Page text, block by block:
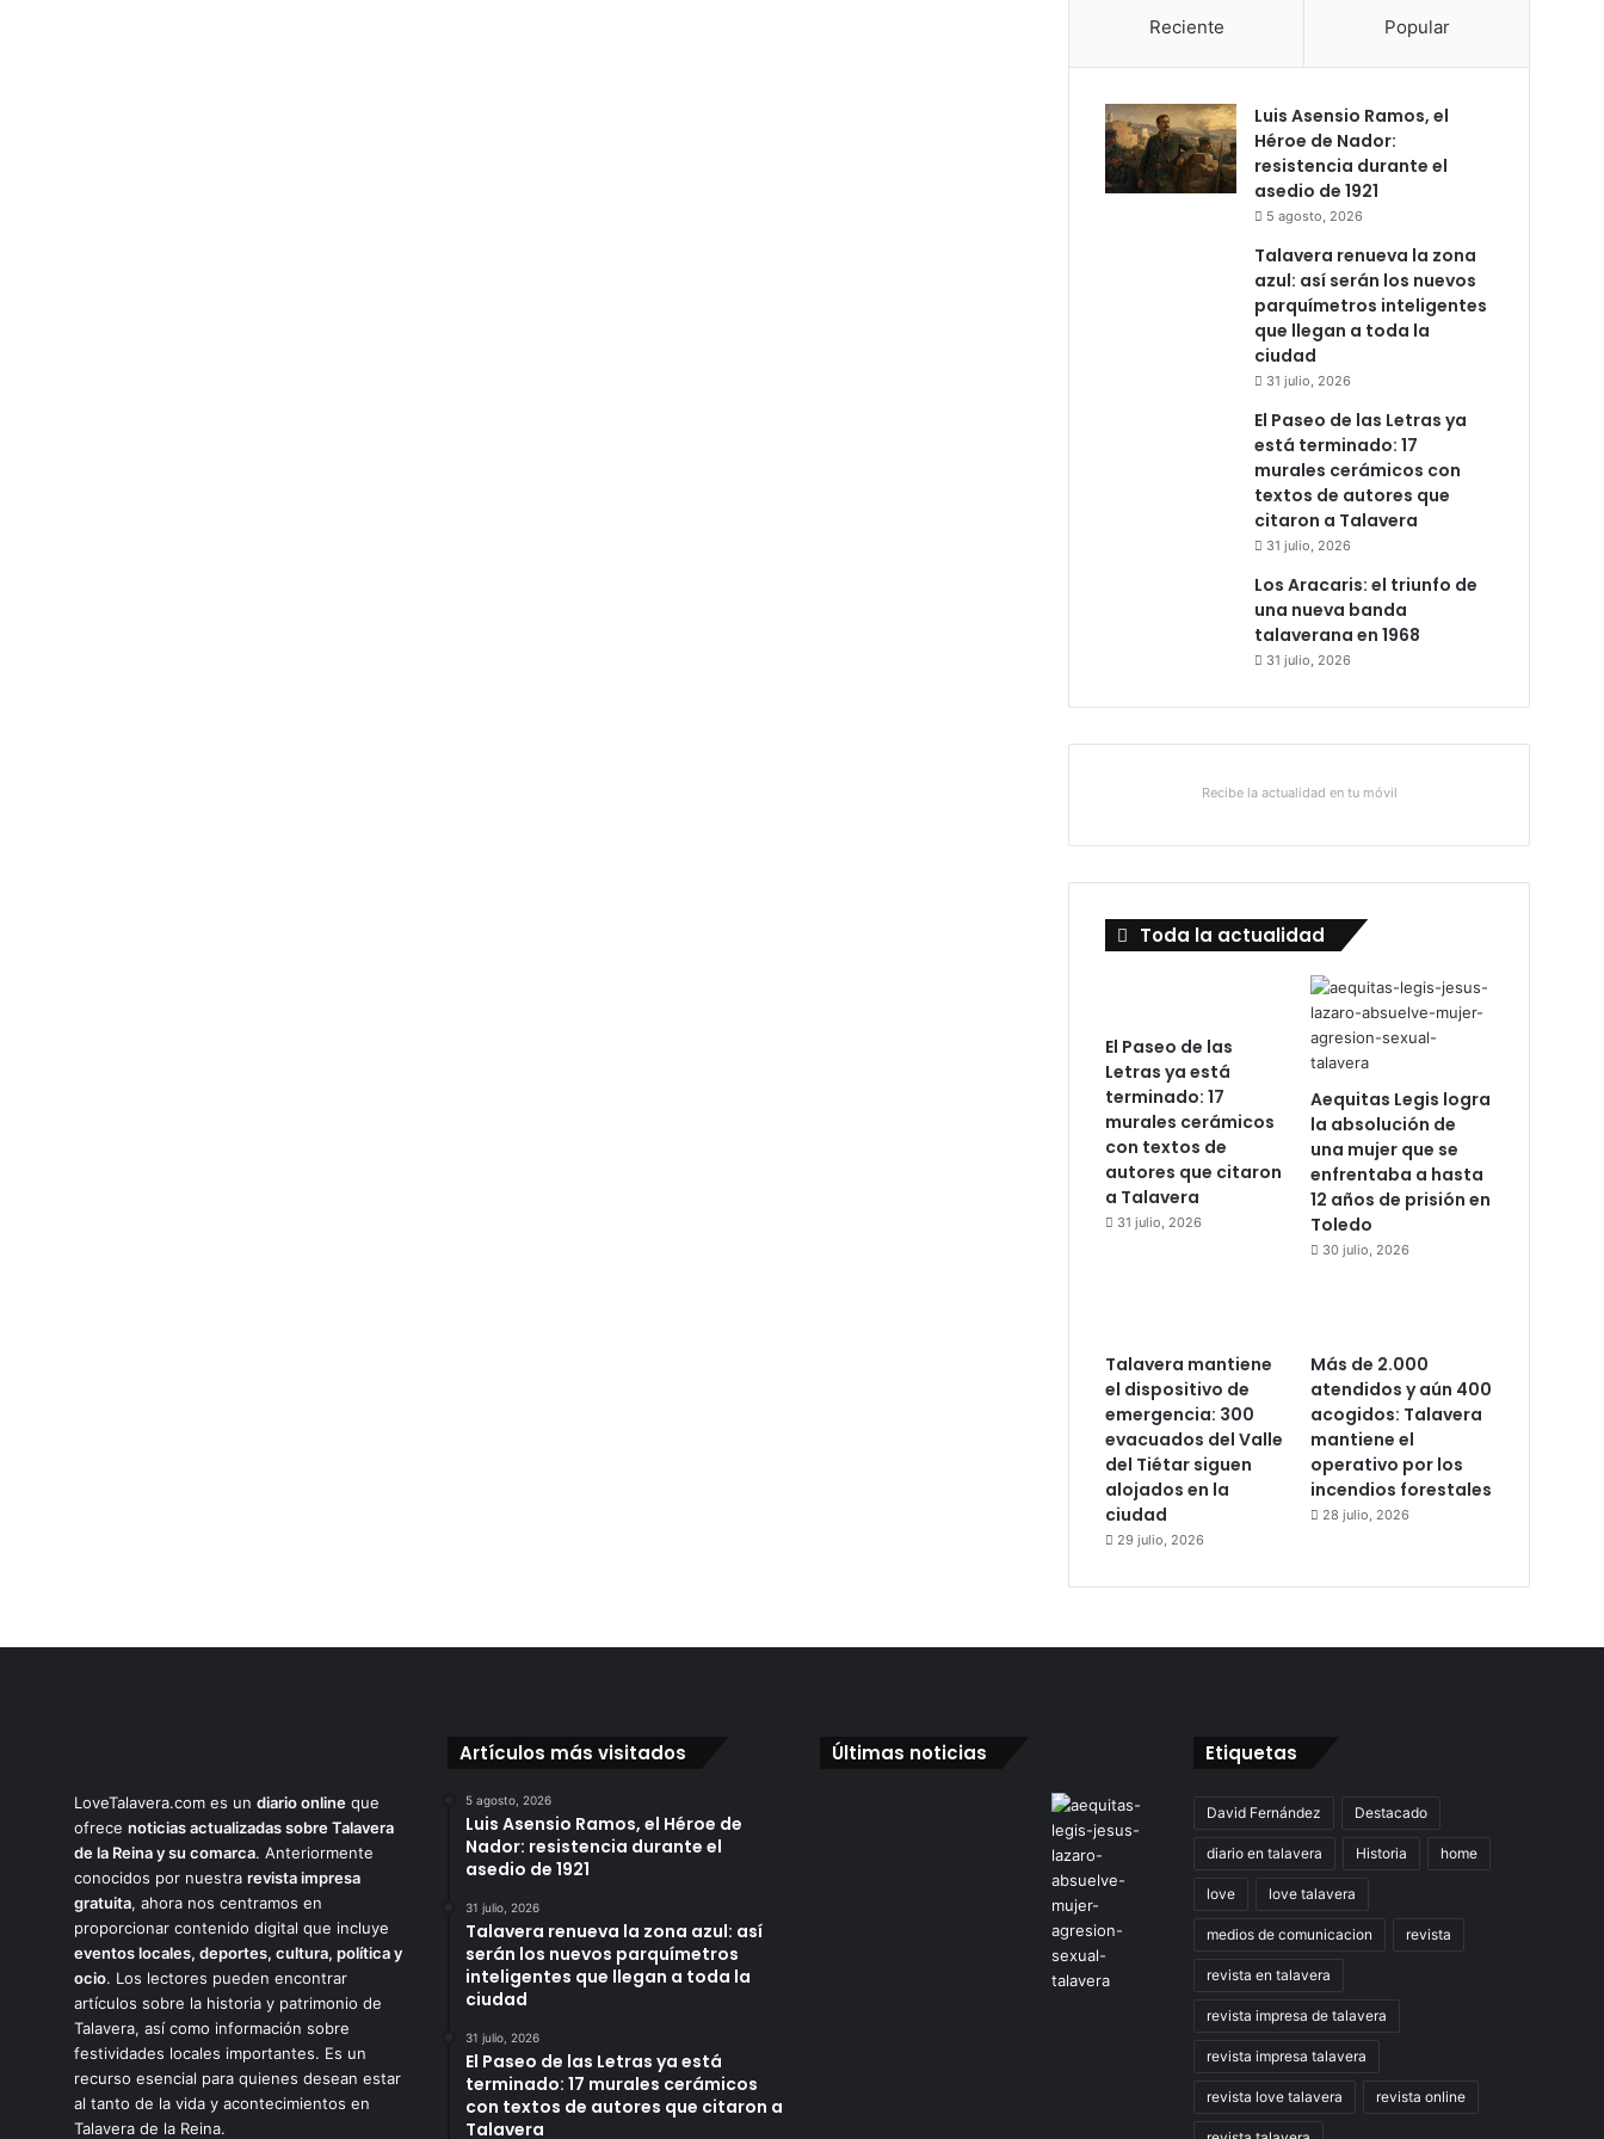
Reciente Popular
Luis Asensio Ramos, el
Héroe de Nador:
resistencia durante el
asedio de 1921
5 agosto, 2026
Talavera renueva la zona
azul: así serán los nuevos
parquímetros inteligentes
que llegan a toda la
ciudad
31 julio, 2026
El Paseo de las Letras ya
está terminado: 17
murales cerámicos con
textos de autores que
citaron a Talavera
31 julio, 2026
Los Aracaris: el triunfo de
una nueva banda
talaverana en 1968
31 julio, 2026
Recibe la actualidad en tu móvil
Toda la actualidad
El Paseo de las
Letras ya está
terminado: 17
murales cerámicos
con textos de
autores que citaron
a Talavera
31 julio, 2026
Aequitas Legis logra
la absolución de
una mujer que se
enfrentaba a hasta
12 años de prisión en
Toledo
30 julio, 2026
Talavera mantiene
el dispositivo de
emergencia: 300
evacuados del Valle
del Tiétar siguen
alojados en la
ciudad
29 julio, 2026
Más de 2.000
atendidos y aún 400
acogidos: Talavera
mantiene el
operativo por los
incendios forestales
28 julio, 2026
LoveTalavera.com es un diario online que
ofrece noticias actualizadas sobre Talavera
de la Reina y su comarca. Anteriormente
conocidos por nuestra revista impresa
gratuita, ahora nos centramos en
proporcionar contenido digital que incluye
eventos locales, deportes, cultura, política y
ocio. Los lectores pueden encontrar
artículos sobre la historia y patrimonio de
Talavera, así como información sobre
festividades locales importantes. Es un
recurso esencial para quienes desean estar
al tanto de la vida y acontecimientos en
Talavera de la Reina.
Artículos más visitados
5 agosto, 2026
Luis Asensio Ramos, el Héroe de
Nador: resistencia durante el
asedio de 1921
31 julio, 2026
Talavera renueva la zona azul: así
serán los nuevos parquímetros
inteligentes que llegan a toda la
ciudad
31 julio, 2026
El Paseo de las Letras ya está
terminado: 17 murales cerámicos
con textos de autores que citaron a
Talavera
Últimas noticias Etiquetas
David Fernández Destacado
diario en talavera Historia home
love love talavera
medios de comunicacion revista
revista en talavera
revista impresa de talavera
revista impresa talavera
revista love talavera revista online